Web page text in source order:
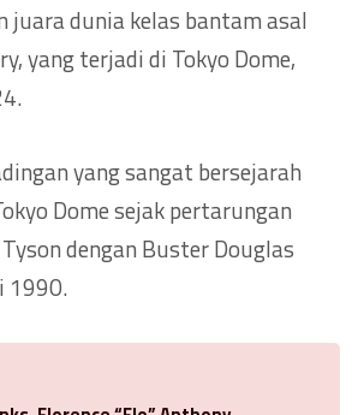
juara dunia kelas bantam asal
yang terjadi di Tokyo Dome,
yang sangat bersejarah
Dome sejak pertarungan
dengan Buster Douglas
1990.